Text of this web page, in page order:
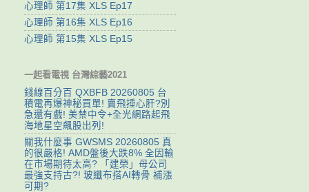
心理師 第17集 XLS Ep17
心理師 第16集 XLS Ep16
心理師 第15集 XLS Ep15
一起看電視 台灣綜藝2021
錢線百分百 QXBFB 20260805 台
積電再爆神秘買單! 賣飛捶心肝?別
急還有戲! 美禁中令+全光網路起飛
海地星空飆股出列!
關我什麼事 GWSMS 20260805 真
的很嚴格! AMD盤後大跌8% 全因輸
在市場期待太高? 「建榮」母公司
最強支持古?! 玻纖布搭AI轉骨 補漲
可期?